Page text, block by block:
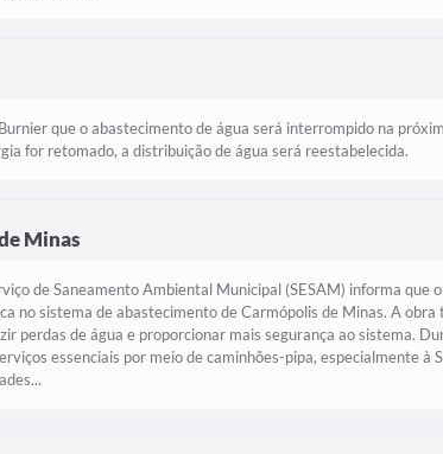
que o abastecimento de água será interrompido na
for retomado, a distribuição de água será reestabelecida.
Minas
de Saneamento Ambiental Municipal (SESAM) informa
no sistema de abastecimento de Carmópolis de Minas. A
perdas de água e proporcionar mais segurança ao sistema.
essenciais por meio de caminhões-pipa, especialmente